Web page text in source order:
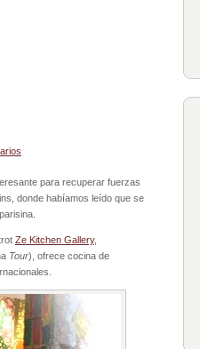
para recuperar fuerzas
donde habíamos leído que se
Ze Kitchen Gallery,
Tour), ofrece cocina de